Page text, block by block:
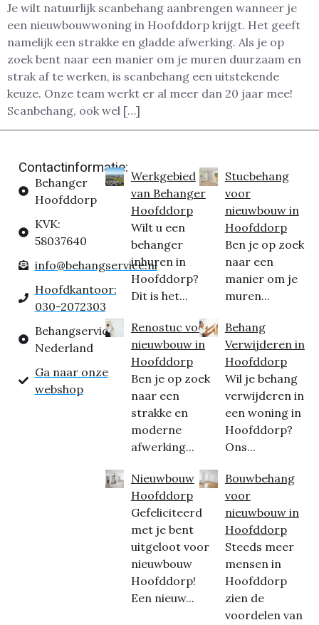
Je wilt natuurlijk scanbehang aanbrengen wanneer je
een nieuwbouwwoning in Hoofddorp krijgt. Het geeft
namelijk een strakke en gladde afwerking. Als je op
zoek bent naar een manier om je muren duurzaam en
strak af te werken, is scanbehang een uitstekende
keuze. Onze team werkt er al meer dan 20 jaar mee!
Scanbehang, ook wel […]
Contactinformatie:
Behanger
Hoofddorp
KVK:
58037640
info@behangservice.nl
Hoofdkantoor:
030-2072303
Behangservice
Nederland
Ga naar onze
webshop
Werkgebied
van Behanger
Hoofddorp
Wilt u een
behanger
inhuren in
Hoofddorp?
Dit is het...
Renostuc voor
nieuwbouw in
Hoofddorp
Ben je op zoek
naar een
strakke en
moderne
afwerking...
Nieuwbouw
Hoofddorp
Gefeliciteerd
met je bent
uitgeloot voor
nieuwbouw
Hoofddorp!
Een nieuw...
Stucbehang
voor
nieuwbouw in
Hoofddorp
Ben je op zoek
naar een
manier om je
muren...
Behang
Verwijderen in
Hoofddorp
Wil je behang
verwijderen in
een woning in
Hoofddorp?
Ons...
Bouwbehang
voor
nieuwbouw in
Hoofddorp
Steeds meer
mensen in
Hoofddorp
zien de
voordelen van